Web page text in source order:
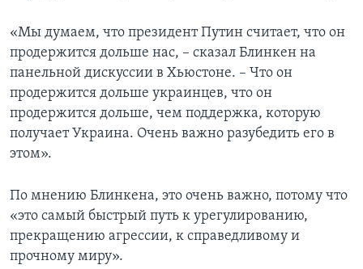
«Мы думаем, что президент Путин считает, что он
продержится дольше нас, – сказал Блинкен на
панельной дискуссии в Хьюстоне. – Что он
продержится дольше украинцев, что он
продержится дольше, чем поддержка, которую
получает Украина. Очень важно разубедить его в
этом».
По мнению Блинкена, это очень важно, потому что
«это самый быстрый путь к урегулированию,
прекращению агрессии, к справедливому и
прочному миру».